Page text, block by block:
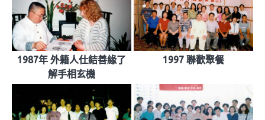
1987年 外籍人仕結善緣了
解手相玄機
1997 聯歡聚餐